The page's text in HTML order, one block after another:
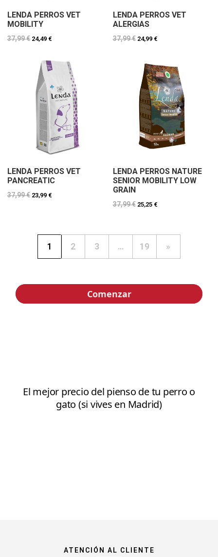
LENDA PERROS VET
MOBILITY
37,99 € 24,49 €
LENDA PERROS VET
ALERGIAS
37,99 € 24,99 €
LENDA PERROS VET
PANCREATIC
37,99 € 23,99 €
LENDA PERROS NATURE
SENIOR MOBILITY LOW
GRAIN
37,99 € 25,25 €
1 2 3 … 19 »
ATENCIÓN AL CLIENTE